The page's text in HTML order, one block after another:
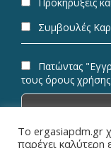
Συμβουλές
Πατώντας
τους όρους
Το ergasiapdm.gr
παρέχει καλύτερη